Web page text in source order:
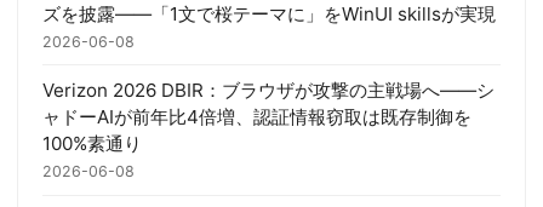
ズを披露——「1文で桜テーマに」をWinUI skillsが実現
2026-06-08
Verizon 2026 DBIR：ブラウザが攻撃の主戦場へ——シ
ャドーAIが前年比4倍増、認証情報窃取は既存制御を
100%素通り
2026-06-08